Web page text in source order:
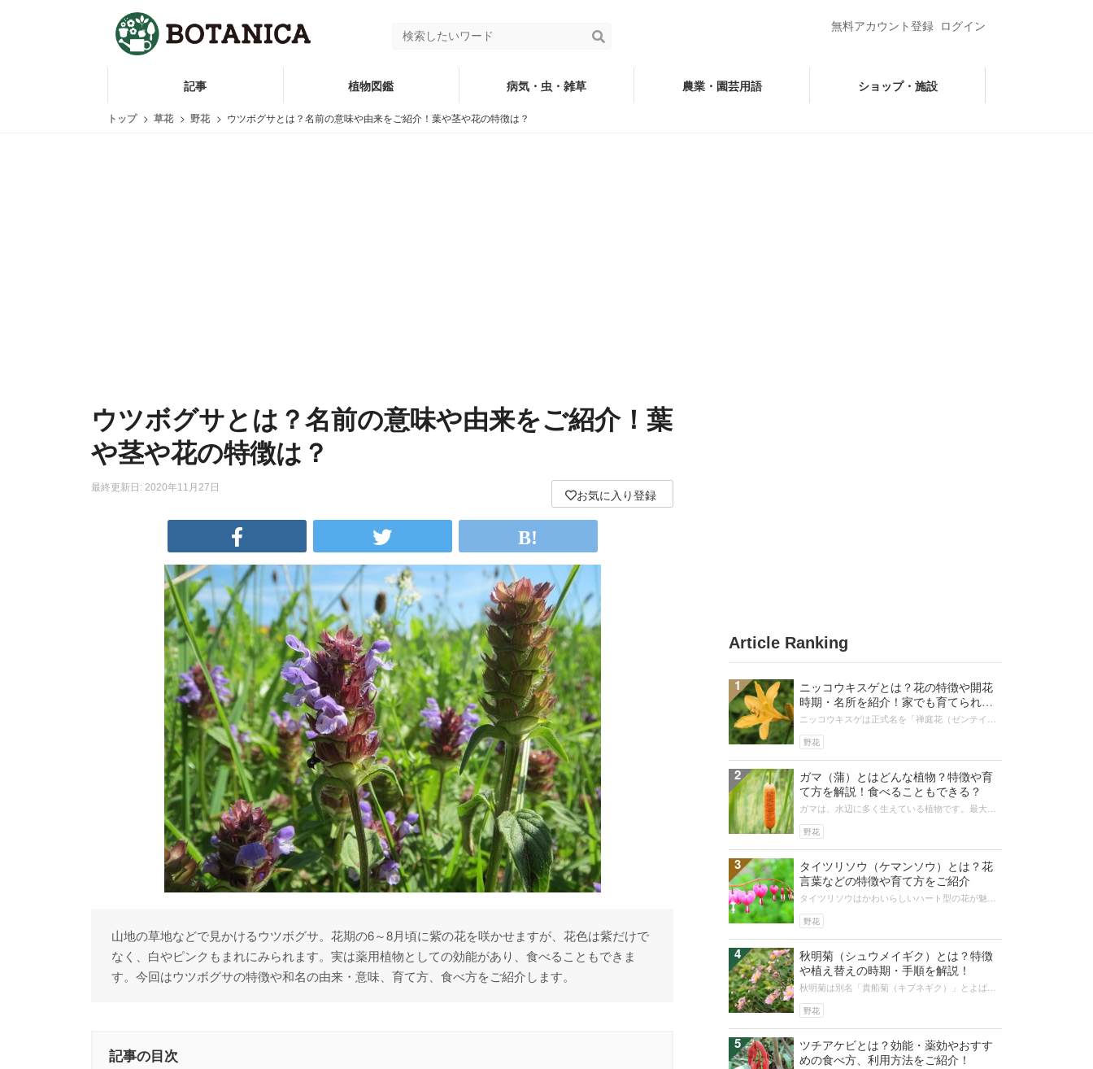
無料アカウント登録 ログイン
記事 植物図鑑 病気・虫・雑草 農業・園芸用語 ショップ・施設
トップ 草花 野花 ウツボグサとは？名前の意味や由来をご紹介！葉や茎や花の特徴は？
ウツボグサとは？名前の意味や由来をご紹介！葉
や茎や花の特徴は？
最終更新日: 2020年11月27日
お気に入り登録
山地の草地などで見かけるウツボグサ。花期の6～8月頃に紫の花を咲かせますが、花色は紫だけで
なく、白やピンクもまれにみられます。実は薬用植物としての効能があり、食べることもできま
す。今回はウツボグサの特徴や和名の由来・意味、育て方、食べ方をご紹介します。
記事の目次
Article Ranking
1
野花
ニッコウキスゲとは？花の特徴や開花
時期・名所を紹介！家でも育てられ
る？
ニッコウキスゲは正式名を「禅庭花（ゼンテイ
尾瀬、霧ヶ峰など山地の高原に黄色の花...
2
野花
ガマ（蒲）とはどんな植物？特徴や育
て方を解説！食べることもできる？
ガマは、水辺に多く生えている植物です。最大の
なると花穂が爆発し、ふわふわの綿毛...
3
野花
タイツリソウ（ケマンソウ）とは？花
言葉などの特徴や育て方をご紹介
タイツリソウはかわいらしいハート型の花が魅力
心者でも気軽に育てられます。中国や...
4
野花
秋明菊（シュウメイギク）とは？特徴
や植え替えの時期・手順を解説！
秋明菊は別名「貴船菊（キブネギク）」とよばれ
しています。秋には風にゆれる長い花...
5
ツチアケビとは？効能・薬効やおすす
めの食べ方、利用方法をご紹介！